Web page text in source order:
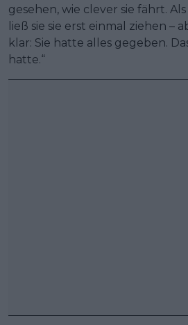
gesehen, wie clever sie fährt.
ließ sie sie erst einmal ziehen –
klar: Sie hatte alles gegeben.
hatte.“